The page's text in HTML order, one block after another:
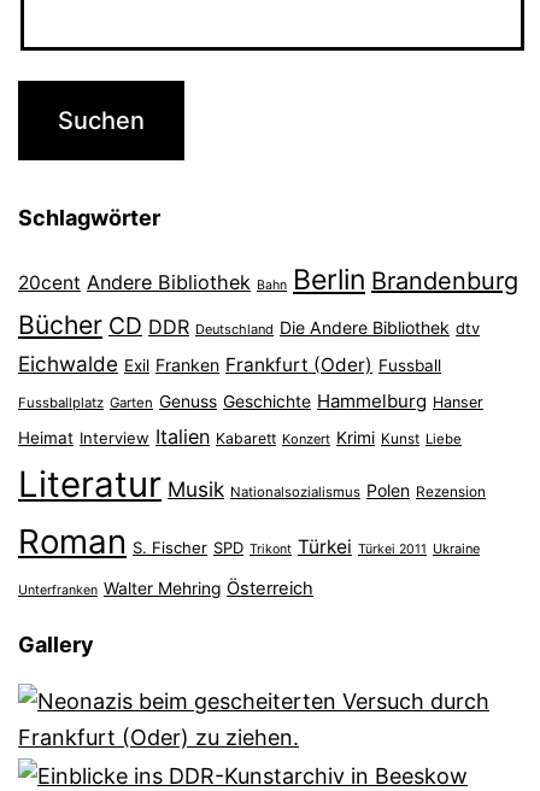
Schlagwörter
20cent Andere Bibliothek Bahn Berlin Brandenburg
Bücher CD DDR Deutschland Die Andere Bibliothek dtv
Eichwalde Exil Franken Frankfurt (Oder) Fussball
Fussballplatz Garten Genuss Geschichte Hammelburg Hanser
Heimat Interview Italien Kabarett Konzert Krimi Kunst Liebe
Literatur Musik Nationalsozialismus Polen Rezension
Roman S. Fischer SPD Trikont Türkei Türkei 2011 Ukraine
Unterfranken Walter Mehring Österreich
Gallery